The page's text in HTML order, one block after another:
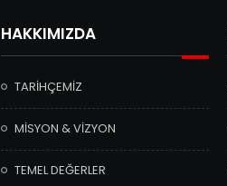
HAKKIMIZDA
TARİHÇEMİZ
MİSYON & VİZYON
TEMEL DEĞERLER